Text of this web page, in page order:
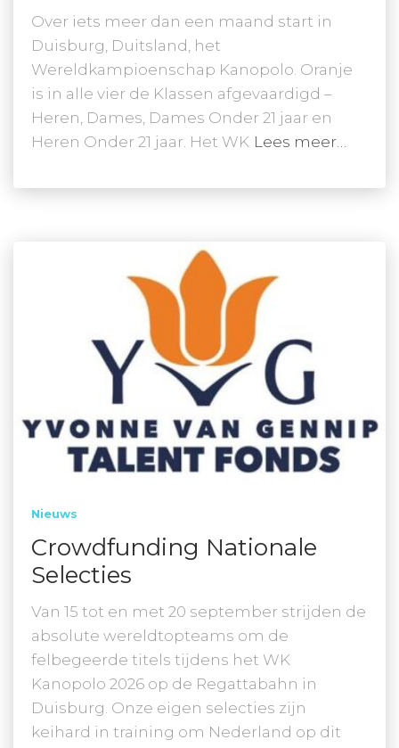
Over iets meer dan een maand start in
Duisburg, Duitsland, het
Wereldkampioenschap Kanopolo. Oranje
is in alle vier de Klassen afgevaardigd –
Heren, Dames, Dames Onder 21 jaar en
Heren Onder 21 jaar. Het WK Lees meer…
Nieuws
Crowdfunding Nationale
Selecties
Van 15 tot en met 20 september strijden de
absolute wereldtopteams om de
felbegeerde titels tijdens het WK
Kanopolo 2026 op de Regattabahn in
Duisburg. Onze eigen selecties zijn
keihard in training om Nederland op dit